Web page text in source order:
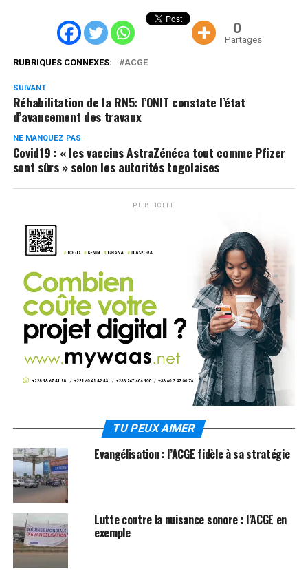
0
Partages
RUBRIQUES CONNEXES: ACGE
SUIVANT
Réhabilitation de la RN5: l’ONIT constate l’état
d’avancement des travaux
NE MANQUEZ PAS
Covid19 : « les vaccins AstraZénéca tout comme Pfizer
sont sûrs » selon les autorités togolaises
PUBLICITÉ
TU PEUX AIMER
Evangélisation : l’ACGE fidèle à sa stratégie
Lutte contre la nuisance sonore : l’ACGE en
exemple